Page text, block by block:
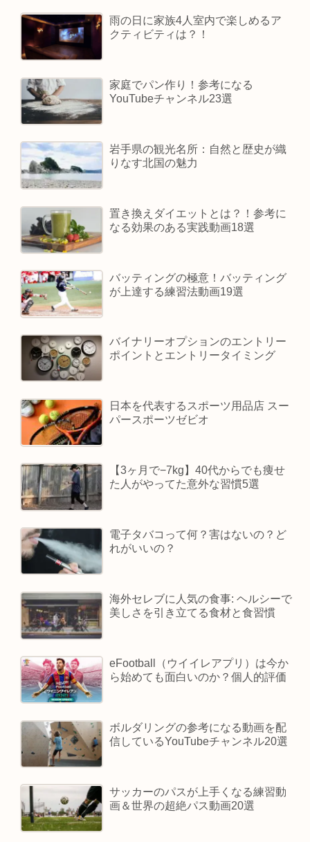
雨の日に家族4人室内で楽しめるア
クティビティは？！
家庭でパン作り！参考になる
YouTubeチャンネル23選
岩手県の観光名所：自然と歴史が織
りなす北国の魅力
置き換えダイエットとは？！参考に
なる効果のある実践動画18選
バッティングの極意！バッティング
が上達する練習法動画19選
バイナリーオプションのエントリー
ポイントとエントリータイミング
日本を代表するスポーツ用品店 スー
パースポーツゼビオ
【3ヶ月で−7kg】40代からでも痩せ
た人がやってた意外な習慣5選
電子タバコって何？害はないの？ど
れがいいの？
海外セレブに人気の食事: ヘルシーで
美しさを引き立てる食材と食習慣
eFootball（ウイイレアプリ）は今か
ら始めても面白いのか？個人的評価
ボルダリングの参考になる動画を配
信しているYouTubeチャンネル20選
サッカーのパスが上手くなる練習動
画＆世界の超絶パス動画20選